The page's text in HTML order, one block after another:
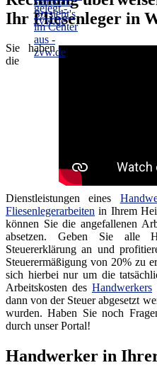
Ihr Fliesenleger in
Sie haben
die
Dienstleistungen eines
Fliesenlegerarbeiten in Ihrem
können Sie die angefallenen
absetzen. Geben Sie alle
Steuererklärung an und
Steuerermäßigung von 20% zu
sich hierbei nur um die
Arbeitskosten des Handwerkers
dann von der Steuer abgesetzt
wurden. Haben Sie noch
durch unser Portal!
Handwerker in